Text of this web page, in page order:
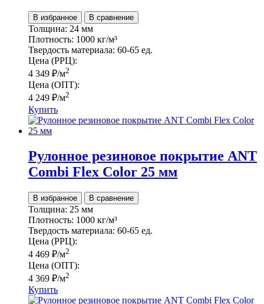
В избранное В сравнение
Толщина: 24 мм
Плотность: 1000 кг/м³
Твердость материала: 60-65 ед.
Цена (РРЦ):
4 349 ₽/м2
Цена (ОПТ):
4 249 ₽/м2
Купить
Рулонное резиновое покрытие ANT
Сombi Flex Color 25 мм
В избранное В сравнение
Толщина: 25 мм
Плотность: 1000 кг/м³
Твердость материала: 60-65 ед.
Цена (РРЦ):
4 469 ₽/м2
Цена (ОПТ):
4 369 ₽/м2
Купить